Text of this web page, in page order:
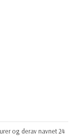
og derav navnet 24